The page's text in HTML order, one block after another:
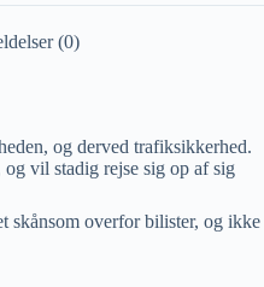
(0)
og derved trafiksikkerhed.
vil stadig rejse sig op af sig
skånsom overfor bilister, og ikke